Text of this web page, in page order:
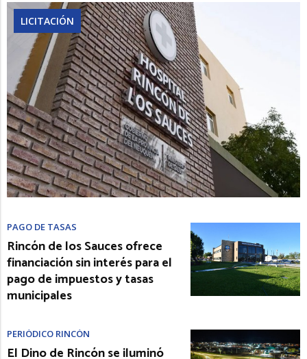
LICITACIÓN
PAGO DE TASAS
Rincón de los Sauces ofrece
financiación sin interés para el
pago de impuestos y tasas
municipales
PERIÓDICO RINCÓN
El Dino de Rincón se iluminó